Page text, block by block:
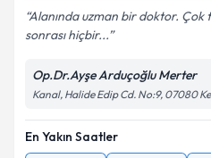
Alanında uzman bir doktor. Çok
sonrası hiçbir...
Op.Dr.Ayşe Arduçoğlu Merter
Kanal, Halide Edip Cd. No:9, 07080
En Yakın Saatler